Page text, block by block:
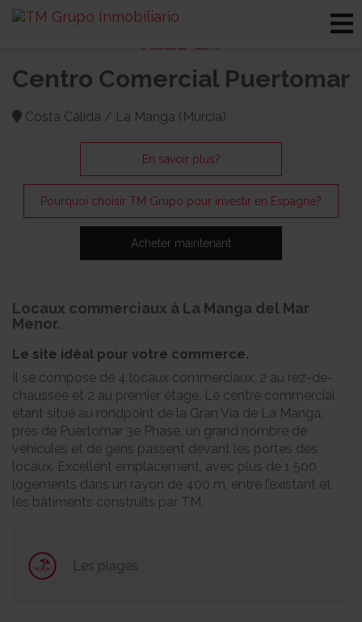
Centro Comercial Puertomar
Costa Cálida / La Manga (Murcia)
En savoir plus?
Pourquoi choisir TM Grupo pour investir en Espagne?
Acheter maintenant
Locaux commerciaux à La Manga del Mar
Menor.
Le site idéal pour votre commerce.
Il se compose de 4 locaux commerciaux, 2 au rez-de-
chaussée et 2 au premier étage. Le centre commercial
étant situé au rondpoint de la Gran Vía de La Manga,
près de Puertomar 3e Phase, un grand nombre de
véhicules et de gens passent devant les portes des
locaux. Excellent emplacement, avec plus de 1 500
logements dans un rayon de 400 m, entre l’existant et
les bâtiments construits par TM.
Les plages